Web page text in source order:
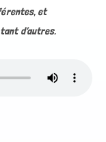
et
d’autres.